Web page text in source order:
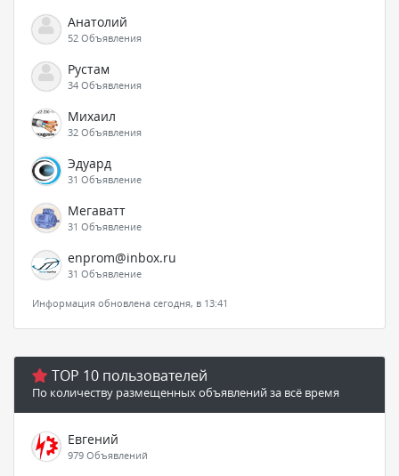
Анатолий
52 Объявления
Рустам
34 Объявления
Михаил
32 Объявления
Эдуард
31 Объявление
Мегаватт
31 Объявление
enprom@inbox.ru
31 Объявление
Информация обновлена сегодня, в 13:41
TOP 10 пользователей
По количеству размещенных объявлений за всё время
Евгений
979 Объявлений